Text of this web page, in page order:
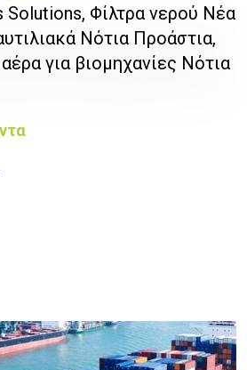
Φίλτρα νερού Νέα
Νότια Προάστια,
για βιομηχανίες Νότια